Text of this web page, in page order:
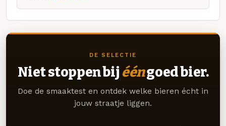
DE SELECTIE
Niet stoppen bij ééngoed bier.
Doe de smaaktest en ontdek welke bieren écht in
jouw straatje liggen.